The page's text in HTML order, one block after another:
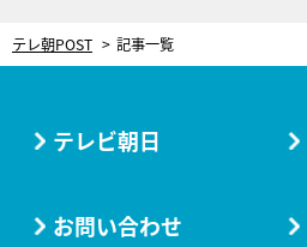
テレ朝POST 記事一覧
テレビ朝日
お問い合わせ